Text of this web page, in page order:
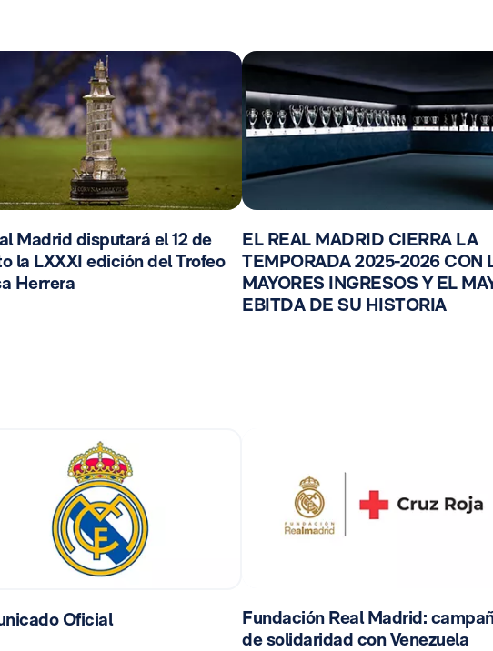
Madrid disputará el 12 de
la LXXXI edición del Trofeo
Herrera
EL REAL MADRID CIERRA LA
TEMPORADA 2025-2026 CON
MAYORES INGRESOS Y EL
EBITDA DE SU HISTORIA
Oficial
Fundación Real Madrid:
de solidaridad con Venezuela